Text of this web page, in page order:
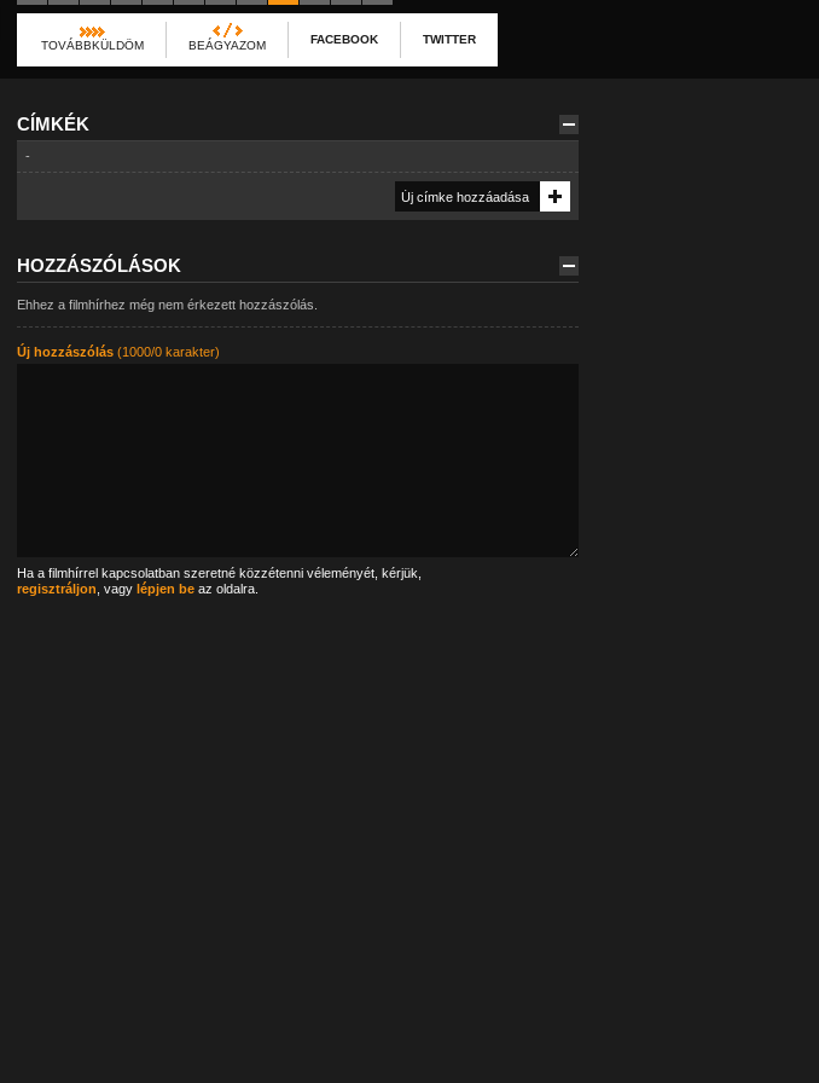
TOVÁBBKÜLDÖM BEÁGYAZOM FACEBOOK TWITTER
CÍMKÉK
-
HOZZÁSZÓLÁSOK
Ehhez a filmhírhez még nem érkezett hozzászólás.
Új hozzászólás(1000/0 karakter)
Ha a filmhírrel kapcsolatban szeretné közzétenni véleményét, kérjük,
regisztráljon , vagy lépjen beaz oldalra.